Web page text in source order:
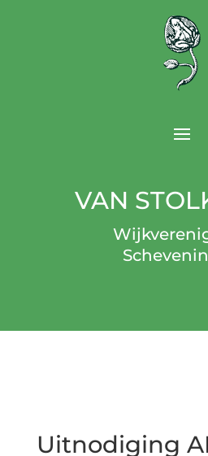
VAN
Uitnodiging